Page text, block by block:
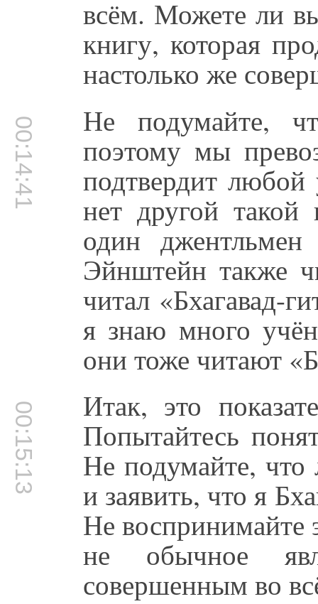
всём. Можете ли
книгу, которая
настолько же
00:14:41 Не подумайте,
поэтому мы
подтвердит
нет другой
один
Эйнштейн также
читал «Бхагавад-
я знаю много
они тоже читают
00:15:13 Итак, это
Попытайтесь
Не подумайте,
и заявить, что я
Не воспринимайте
не обычное
совершенным во